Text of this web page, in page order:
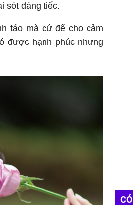
sót đáng tiếc.
táo mà cứ để cho cảm
được hạnh phúc nhưng